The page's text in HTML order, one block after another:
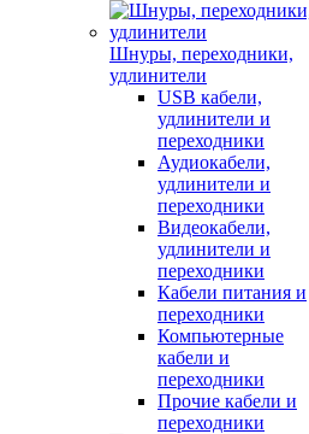
Шнуры, переходники,
удлинители
USB кабели,
удлинители и
переходники
Аудиокабели,
удлинители и
переходники
Видеокабели,
удлинители и
переходники
Кабели питания и
переходники
Компьютерные
кабели и
переходники
Прочие кабели и
переходники